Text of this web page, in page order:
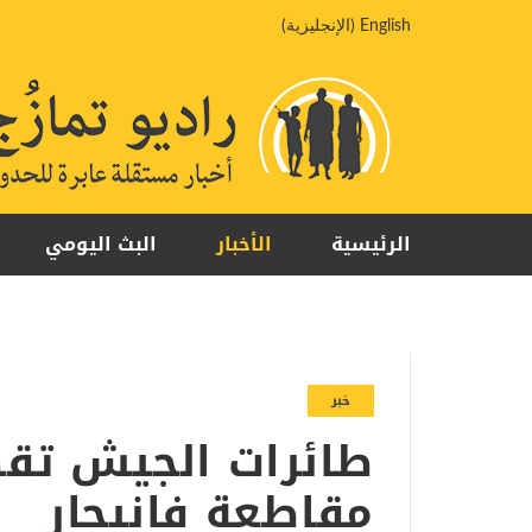
English
( الإنجليزية)
الرئيسية الأخبار البث اليومي
خبر
طائرات الجيش
مقاطعة فانيجار